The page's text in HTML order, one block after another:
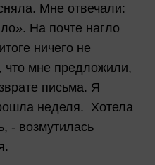
Мне отвечали:
На почте нагло
ничего не
что мне предложили,
письма. Я
неделя. Хотела
- возмутилась